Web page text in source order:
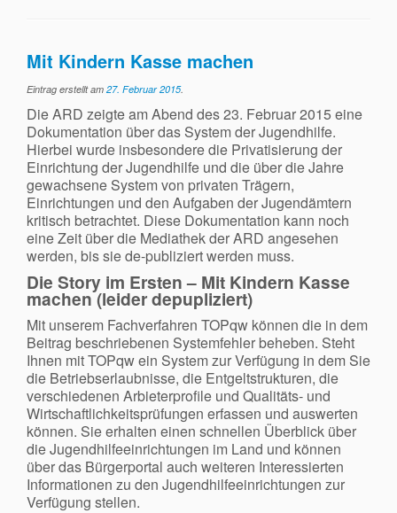
Mit Kindern Kasse machen
Eintrag erstellt am 27. Februar 2015.
Die ARD zeigte am Abend des 23. Februar 2015 eine
Dokumentation über das System der Jugendhilfe.
Hierbei wurde insbesondere die Privatisierung der
Einrichtung der Jugendhilfe und die über die Jahre
gewachsene System von privaten Trägern,
Einrichtungen und den Aufgaben der Jugendämtern
kritisch betrachtet. Diese Dokumentation kann noch
eine Zeit über die Mediathek der ARD angesehen
werden, bis sie de-publiziert werden muss.
Die Story im Ersten – Mit Kindern Kasse
machen (leider depupliziert)
Mit unserem Fachverfahren TOPqw können die in dem
Beitrag beschriebenen Systemfehler beheben. Steht
Ihnen mit TOPqw ein System zur Verfügung in dem Sie
die Betriebserlaubnisse, die Entgeltstrukturen, die
verschiedenen Arbieterprofile und Qualitäts- und
Wirtschaftlichkeitsprüfungen erfassen und auswerten
können. Sie erhalten einen schnellen Überblick über
die Jugendhilfeeinrichtungen im Land und können
über das Bürgerportal auch weiteren Interessierten
Informationen zu den Jugendhilfeeinrichtungen zur
Verfügung stellen.